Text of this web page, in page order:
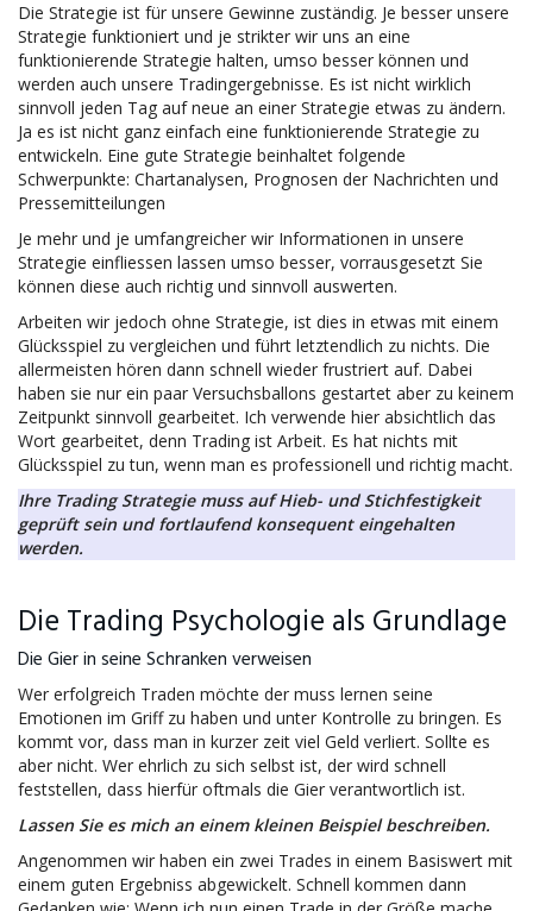
Die Strategie ist für unsere Gewinne zuständig. Je besser unsere
Strategie funktioniert und je strikter wir uns an eine
funktionierende Strategie halten, umso besser können und
werden auch unsere Tradingergebnisse. Es ist nicht wirklich
sinnvoll jeden Tag auf neue an einer Strategie etwas zu ändern.
Ja es ist nicht ganz einfach eine funktionierende Strategie zu
entwickeln. Eine gute Strategie beinhaltet folgende
Schwerpunkte: Chartanalysen, Prognosen der Nachrichten und
Pressemitteilungen
Je mehr und je umfangreicher wir Informationen in unsere
Strategie einfliessen lassen umso besser, vorrausgesetzt Sie
können diese auch richtig und sinnvoll auswerten.
Arbeiten wir jedoch ohne Strategie, ist dies in etwas mit einem
Glücksspiel zu vergleichen und führt letztendlich zu nichts. Die
allermeisten hören dann schnell wieder frustriert auf. Dabei
haben sie nur ein paar Versuchsballons gestartet aber zu keinem
Zeitpunkt sinnvoll gearbeitet. Ich verwende hier absichtlich das
Wort gearbeitet, denn Trading ist Arbeit. Es hat nichts mit
Glücksspiel zu tun, wenn man es professionell und richtig macht.
Ihre Trading Strategie muss auf Hieb- und Stichfestigkeit
geprüft sein und fortlaufend konsequent eingehalten
werden.
Die Trading Psychologie als Grundlage
Die Gier in seine Schranken verweisen
Wer erfolgreich Traden möchte der muss lernen seine
Emotionen im Griff zu haben und unter Kontrolle zu bringen. Es
kommt vor, dass man in kurzer zeit viel Geld verliert. Sollte es
aber nicht. Wer ehrlich zu sich selbst ist, der wird schnell
feststellen, dass hierfür oftmals die Gier verantwortlich ist.
Lassen Sie es mich an einem kleinen Beispiel beschreiben.
Angenommen wir haben ein zwei Trades in einem Basiswert mit
einem guten Ergebniss abgewickelt. Schnell kommen dann